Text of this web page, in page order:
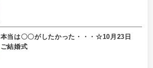
本当は〇〇がしたかった・・・☆10月23日
ご結婚式